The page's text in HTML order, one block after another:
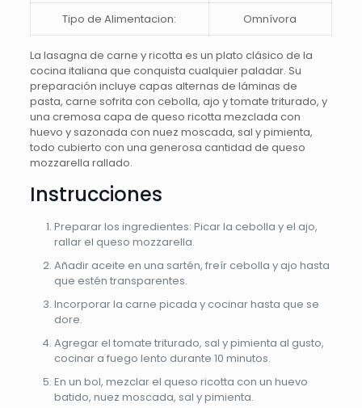
Tipo de Alimentacion: Omnívora
La lasagna de carne y ricotta es un plato clásico de la
cocina italiana que conquista cualquier paladar. Su
preparación incluye capas alternas de láminas de
pasta, carne sofrita con cebolla, ajo y tomate triturado, y
una cremosa capa de queso ricotta mezclada con
huevo y sazonada con nuez moscada, sal y pimienta,
todo cubierto con una generosa cantidad de queso
mozzarella rallado.
Instrucciones
Preparar los ingredientes: Picar la cebolla y el ajo,
rallar el queso mozzarella.
Añadir aceite en una sartén, freír cebolla y ajo hasta
que estén transparentes.
Incorporar la carne picada y cocinar hasta que se
dore.
Agregar el tomate triturado, sal y pimienta al gusto,
cocinar a fuego lento durante 10 minutos.
En un bol, mezclar el queso ricotta con un huevo
batido, nuez moscada, sal y pimienta.